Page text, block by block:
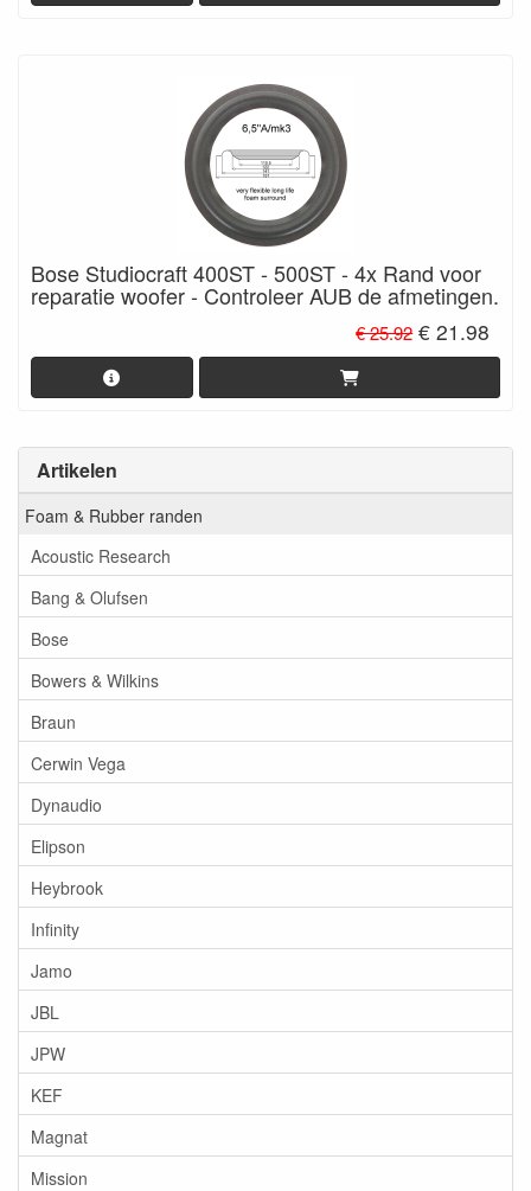
Artikelen
Foam & Rubber randen
Acoustic Research
Bang & Olufsen
Bose
Bowers & Wilkins
Braun
Cerwin Vega
Dynaudio
Elipson
Heybrook
Infinity
Jamo
JBL
JPW
KEF
Magnat
Mission
Bose Studiocraft 400ST - 500ST - 4x Rand voor
reparatie woofer - Controleer AUB de afmetingen.
€ 25.92 € 21.98